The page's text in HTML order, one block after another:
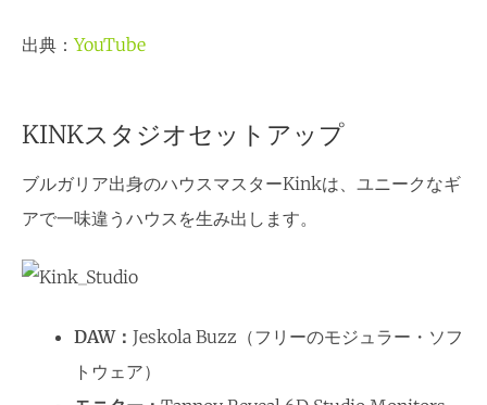
出典：YouTube
KINKスタジオセットアップ
ブルガリア出身のハウスマスターKinkは、ユニークなギ
アで一味違うハウスを生み出します。
DAW： Jeskola Buzz（フリーのモジュラー・ソフ
トウェア）